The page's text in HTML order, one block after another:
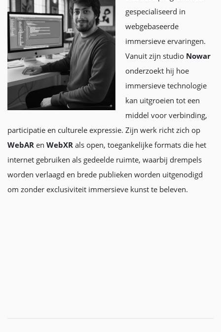
gespecialiseerd in
webgebaseerde
immersieve ervaringen.
Vanuit zijn studio Nowar
onderzoekt hij hoe
immersieve technologie
kan uitgroeien tot een
middel voor verbinding,
participatie en culturele expressie. Zijn werk richt zich op
WebAR en WebXR als open, toegankelijke formats die het
internet gebruiken als gedeelde ruimte, waarbij drempels
worden verlaagd en brede publieken worden uitgenodigd
om zonder exclusiviteit immersieve kunst te beleven.